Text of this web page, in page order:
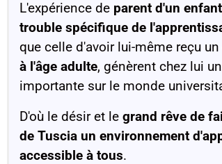
L'expérience de parent d'un
trouble spécifique de
que celle d'avoir lui-même reçu un
à l'âge adulte, génèrent chez lui
importante sur le monde
D'où le désir et le grand rêve de
de Tuscia un environnement
accessible à tous.